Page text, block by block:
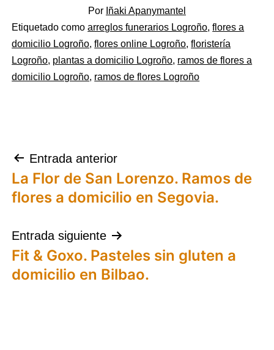
Por Iñaki Apanymantel
Categorizado
como
Floristerías
Asociadas
Etiquetado comoarreglos funerarios Logroño,flores a
domicilio Logroño,flores online Logroño,floristería
Logroño, plantas a domicilio Logroño, ramos de flores a
domicilio Logroño, ramos de flores Logroño
Navegación
de
Entrada anterior
La Flor de San Lorenzo. Ramos de
flores a domicilio en Segovia.
Entrada siguiente
Fit & Goxo. Pasteles sin gluten a
domicilio en Bilbao.